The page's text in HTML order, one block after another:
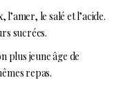
l’amer, le salé et l’acide.
sucrées.
plus jeune âge de
repas.